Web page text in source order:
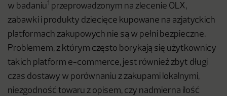
w badaniu 1 przeprowadzonym na zlecenie OLX,
zabawki i produkty dziecięce kupowane na azjatyckich
platformach zakupowych nie są w pełni bezpieczne.
Problemem, z którym często borykają się użytkownicy
takich platform e-commerce, jest również zbyt długi
czas dostawy w porównaniu z zakupami lokalnymi,
niezgodność towaru z opisem, czy nadmierna ilość